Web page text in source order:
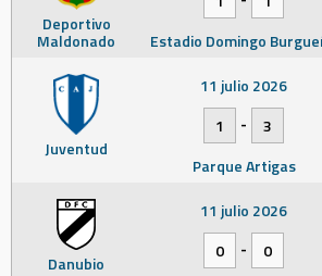
Deportivo
Maldonado
Estadio Domingo
Juventud
11 julio 2026
1
-
3
Parque Artigas
Danubio
11 julio 2026
0
-
0